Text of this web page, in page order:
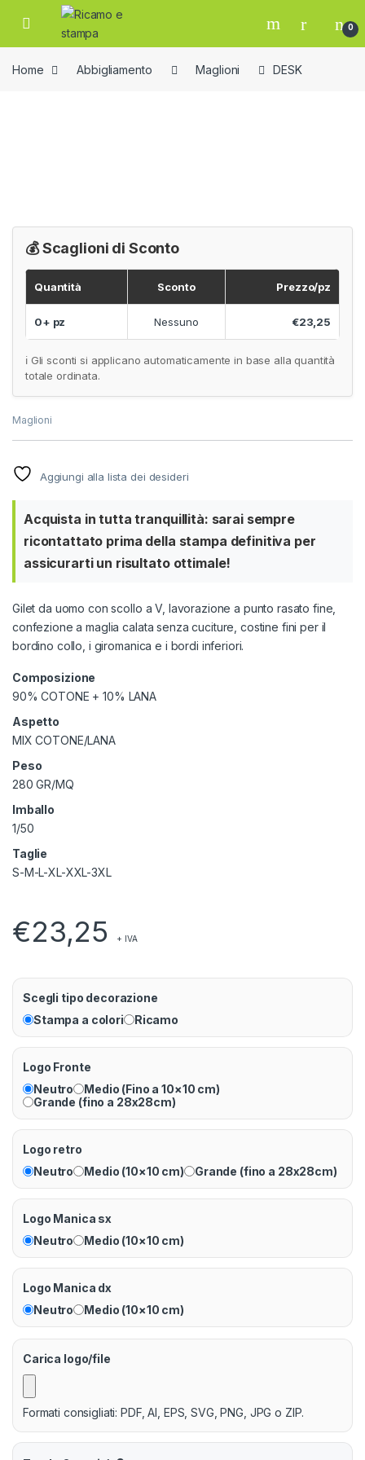
Skip to navigation
Skip to content
Open 0
Home Abbigliamento Maglioni DESK
💰 Scaglioni di Sconto
Quantità Sconto Prezzo/pz
0+ pz Nessuno €23,25
ℹ️ Gli sconti si applicano automaticamente in base alla quantità
totale ordinata.
Maglioni
Aggiungi alla lista dei desideri
Acquista in tutta tranquillità: sarai sempre
ricontattato prima della stampa definitiva per
assicurarti un risultato ottimale!
Gilet da uomo con scollo a V, lavorazione a punto rasato fine,
confezione a maglia calata senza cuciture, costine fini per il
bordino collo, i giromanica e i bordi inferiori.
Composizione
90% COTONE + 10% LANA
Aspetto
MIX COTONE/LANA
Peso
280 GR/MQ
Imballo
1/50
Taglie
S-M-L-XL-XXL-3XL
€23,25 + IVA
Scegli tipo decorazione
Stampa a colori
Ricamo
Logo Fronte
Neutro
Medio (Fino a 10×10 cm)
Grande (fino a 28x28cm)
Logo retro
Neutro
Medio (10×10 cm) Grande (fino a 28x28cm)
Logo Manica sx
Neutro
Medio (10×10 cm)
Logo Manica dx
Neutro
Medio (10×10 cm)
Carica logo/file
Formati consigliati: PDF, AI, EPS, SVG, PNG, JPG o ZIP.